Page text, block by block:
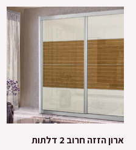
ארון הזזה חרוב 2 דלתות